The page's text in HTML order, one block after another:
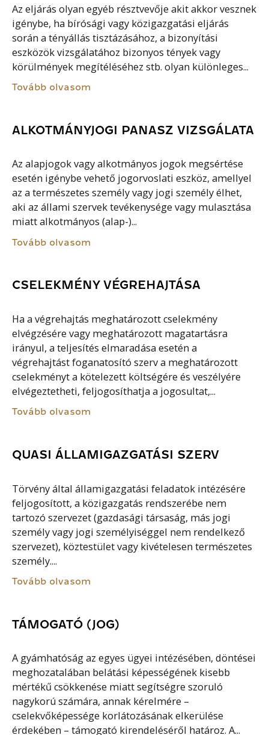
Az eljárás olyan egyéb résztvevője akit akkor vesznek
igénybe, ha bírósági vagy közigazgatási eljárás
során a tényállás tisztázásához, a bizonyítási
eszközök vizsgálatához bizonyos tények vagy
körülmények megítéléséhez stb. olyan különleges...
Tovább olvasom
ALKOTMÁNYJOGI PANASZ VIZSGÁLATA
Az alapjogok vagy alkotmányos jogok megsértése
esetén igénybe vehető jogorvoslati eszköz, amellyel
az a természetes személy vagy jogi személy élhet,
aki az állami szervek tevékenysége vagy mulasztása
miatt alkotmányos (alap-)...
Tovább olvasom
CSELEKMÉNY VÉGREHAJTÁSA
Ha a végrehajtás meghatározott cselekmény
elvégzésére vagy meghatározott magatartásra
irányul, a teljesítés elmaradása esetén a
végrehajtást foganatosító szerv a meghatározott
cselekményt a kötelezett költségére és veszélyére
elvégeztetheti, feljogosíthatja a jogosultat,...
Tovább olvasom
QUASI ÁLLAMIGAZGATÁSI SZERV
Törvény által államigazgatási feladatok intézésére
feljogosított, a közigazgatás rendszerébe nem
tartozó szervezet (gazdasági társaság, más jogi
személy vagy jogi személyiséggel nem rendelkező
szervezet), köztestület vagy kivételesen természetes
személy....
Tovább olvasom
TÁMOGATÓ (JOG)
A gyámhatóság az egyes ügyei intézésében, döntései
meghozatalában belátási képességének kisebb
mértékű csökkenése miatt segítségre szoruló
nagykorú számára, annak kérelmére –
cselekvőképessége korlátozásának elkerülése
érdekében – támogató kirendeléséről határoz. A...